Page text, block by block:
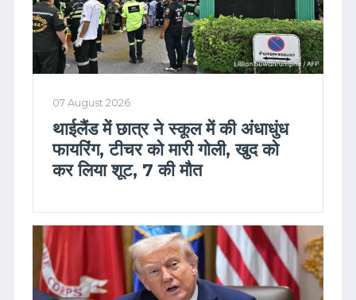
07 August 2026
थाईलैंड में छात्र ने स्कूल में की अंधाधुंध
फायरिंग, टीचर को मारी गोली, खुद को
कर लिया शूट, 7 की मौत